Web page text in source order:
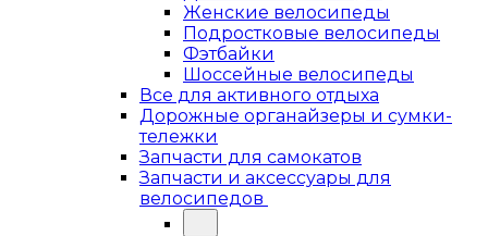
Женские велосипеды
Подростковые велосипеды
Фэтбайки
Шоссейные велосипеды
Все для активного отдыха
Дорожные органайзеры и сумки-
тележки
Запчасти для самокатов
Запчасти и аксессуары для
велосипедов